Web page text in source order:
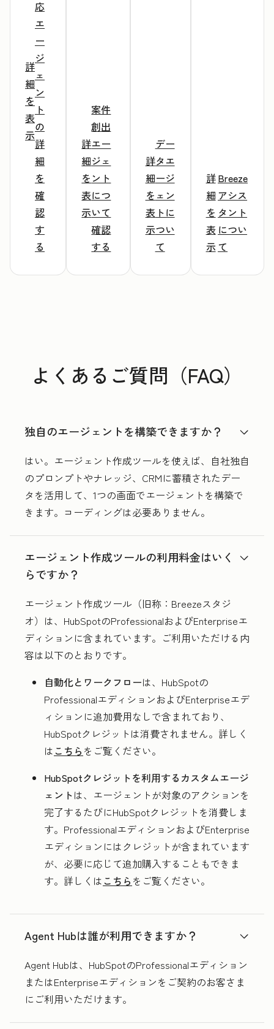
詳
細
を
表
示
応
エ
ー
ジ
ェ
ン
ト
の
詳
細
を
確
認
す
る
詳
細
を
表
示
案件
創出
エー
ジェ
ント
につ
いて
確認
する
詳
細
を
表
示
デー
タエ
ージ
ェン
トに
つい
て
詳
細
を
表
示
Breeze
アシス
タント
につい
て
よくあるご質問（FAQ）
独自のエージェントを構築できますか？
はい。エージェント作成ツールを使えば、自社独自
のプロンプトやナレッジ、CRMに蓄積されたデー
タを活用して、1つの画面でエージェントを構築で
きます。コーディングは必要ありません。
エージェント作成ツールの利用料金はいく
らですか？
エージェント作成ツール（旧称：Breezeスタジ
オ）は、HubSpotのProfessionalおよびEnterpriseエ
ディションに含まれています。ご利用いただける内
容は以下のとおりです。
自動化とワークフローは、HubSpotの
ProfessionalエディションおよびEnterpriseエデ
ィションに追加費用なしで含まれており、
HubSpotクレジットは消費されません。詳しく
は こちら をご覧ください。
HubSpotクレジットを利用するカスタムエージ
ェントは、エージェントが対象のアクションを
完了するたびにHubSpotクレジットを消費しま
す。ProfessionalエディションおよびEnterprise
エディションにはクレジットが含まれています
が、必要に応じて追加購入することもできま
す。詳しくは こちら をご覧ください。
Agent Hubは誰が利用できますか？
Agent Hubは、HubSpotのProfessionalエディション
またはEnterpriseエディションをご契約のお客さま
にご利用いただけます。